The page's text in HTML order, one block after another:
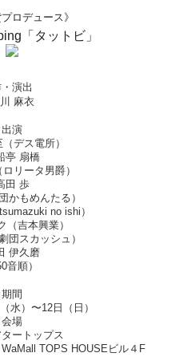
ロデュース》
「タットビ」
演出
麻衣
出演
デス電所）
亭 扇橋
リータ男爵）
田 歩
かもめんたる）
no ishi）
（吉本興業）
団スカッシュ）
伊久磨
音順）
期間
水）〜12日（日）
会場
ートップス
TOPS HOUSEビル４F